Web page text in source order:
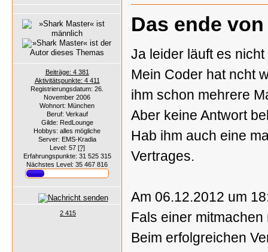
Beiträge: 4 381
Aktivitätspunkte: 4 411
Registrierungsdatum: 26.
November 2006
Wohnort: München
Beruf: Verkauf
Gilde: RedLounge
Hobbys: alles mögliche
Server: EMS-Kradia
Level: 57 [?]
Erfahrungspunkte: 31 525 315
Nächstes Level: 35 467 816
2 415
Das ende
Ja leider läuft es
Mein Coder hat ncht
ihm schon mehrere
Aber keine Antwort
Hab ihm auch eine
Vertrages.
Am 06.12.2012 um
Fals einer
Beim erfolgreichen